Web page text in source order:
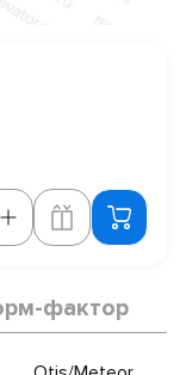
фактор